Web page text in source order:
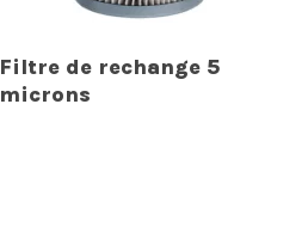
Filtre de rechange 5
microns